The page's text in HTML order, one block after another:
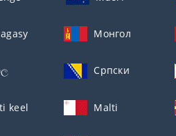
Монгол
Српски
keel Malti